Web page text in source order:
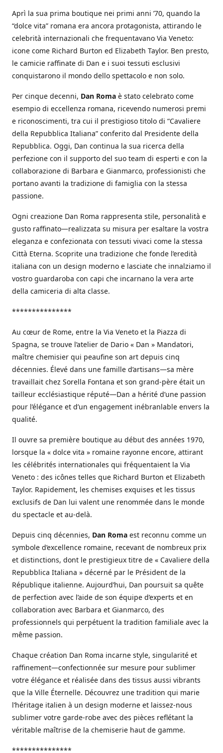
Aprì la sua prima boutique nei primi anni ’70, quando la
“dolce vita” romana era ancora protagonista, attirando le
celebrità internazionali che frequentavano Via Veneto:
icone come Richard Burton ed Elizabeth Taylor. Ben presto,
le camicie raffinate di Dan e i suoi tessuti esclusivi
conquistarono il mondo dello spettacolo e non solo.
Per cinque decenni, Dan Roma è stato celebrato come
esempio di eccellenza romana, ricevendo numerosi premi
e riconoscimenti, tra cui il prestigioso titolo di “Cavaliere
della Repubblica Italiana” conferito dal Presidente della
Repubblica. Oggi, Dan continua la sua ricerca della
perfezione con il supporto del suo team di esperti e con la
collaborazione di Barbara e Gianmarco, professionisti che
portano avanti la tradizione di famiglia con la stessa
passione.
Ogni creazione Dan Roma rappresenta stile, personalità e
gusto raffinato—realizzata su misura per esaltare la vostra
eleganza e confezionata con tessuti vivaci come la stessa
Città Eterna. Scoprite una tradizione che fonde l’eredità
italiana con un design moderno e lasciate che innalziamo il
vostro guardaroba con capi che incarnano la vera arte
della camiceria di alta classe.
***************
Au cœur de Rome, entre la Via Veneto et la Piazza di
Spagna, se trouve l’atelier de Dario « Dan » Mandatori,
maître chemisier qui peaufine son art depuis cinq
décennies. Élevé dans une famille d’artisans—sa mère
travaillait chez Sorella Fontana et son grand-père était un
tailleur ecclésiastique réputé—Dan a hérité d’une passion
pour l’élégance et d’un engagement inébranlable envers la
qualité.
Il ouvre sa première boutique au début des années 1970,
lorsque la « dolce vita » romaine rayonne encore, attirant
les célébrités internationales qui fréquentaient la Via
Veneto : des icônes telles que Richard Burton et Elizabeth
Taylor. Rapidement, les chemises exquises et les tissus
exclusifs de Dan lui valent une renommée dans le monde
du spectacle et au-delà.
Depuis cinq décennies, Dan Roma est reconnu comme un
symbole d’excellence romaine, recevant de nombreux prix
et distinctions, dont le prestigieux titre de « Cavaliere della
Repubblica Italiana » décerné par le Président de la
République italienne. Aujourd’hui, Dan poursuit sa quête
de perfection avec l’aide de son équipe d’experts et en
collaboration avec Barbara et Gianmarco, des
professionnels qui perpétuent la tradition familiale avec la
même passion.
Chaque création Dan Roma incarne style, singularité et
raffinement—confectionnée sur mesure pour sublimer
votre élégance et réalisée dans des tissus aussi vibrants
que la Ville Éternelle. Découvrez une tradition qui marie
l’héritage italien à un design moderne et laissez-nous
sublimer votre garde-robe avec des pièces reflétant la
véritable maîtrise de la chemiserie haut de gamme.
***************